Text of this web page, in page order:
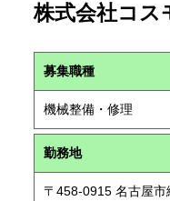
株式会社コス
募集職種
機械整備・修理
勤務地
〒458-0915 名古屋